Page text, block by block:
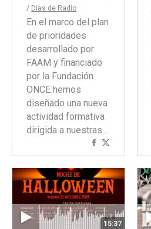
/ Dias de Radio
En el marco del plan
de prioridades
desarrollado por
FAAM y financiado
por la Fundación
ONCE hemos
diseñado una nueva
actividad formativa
dirigida a nuestras…
Compartir
con
Facebook
con
Twitter
15:37